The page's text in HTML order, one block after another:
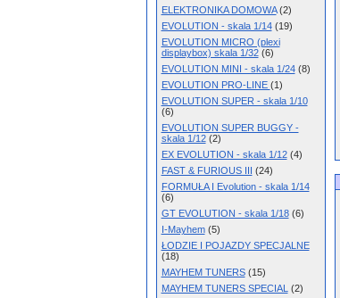
ELEKTRONIKA DOMOWA(2)
EVOLUTION - skala 1/14(19)
EVOLUTION MICRO (plexi
displaybox) skala 1/32(6)
EVOLUTION MINI - skala 1/24(8)
EVOLUTION PRO-LINE (1)
EVOLUTION SUPER - skala 1/10
(6)
EVOLUTION SUPER BUGGY -
skala 1/12(2)
EX EVOLUTION - skala 1/12(4)
FAST & FURIOUS III (24)
FORMUŁA I Evolution - skala 1/14
(6)
GT EVOLUTION - skala 1/18(6)
I-Mayhem(5)
ŁODZIE I POJAZDY SPECJALNE
(18)
MAYHEM TUNERS(15)
MAYHEM TUNERS SPECIAL (2)